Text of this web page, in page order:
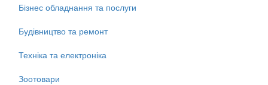
Бізнес обладнання та послуги
Будівництво та ремонт
Техніка та електроніка
Зоотовари